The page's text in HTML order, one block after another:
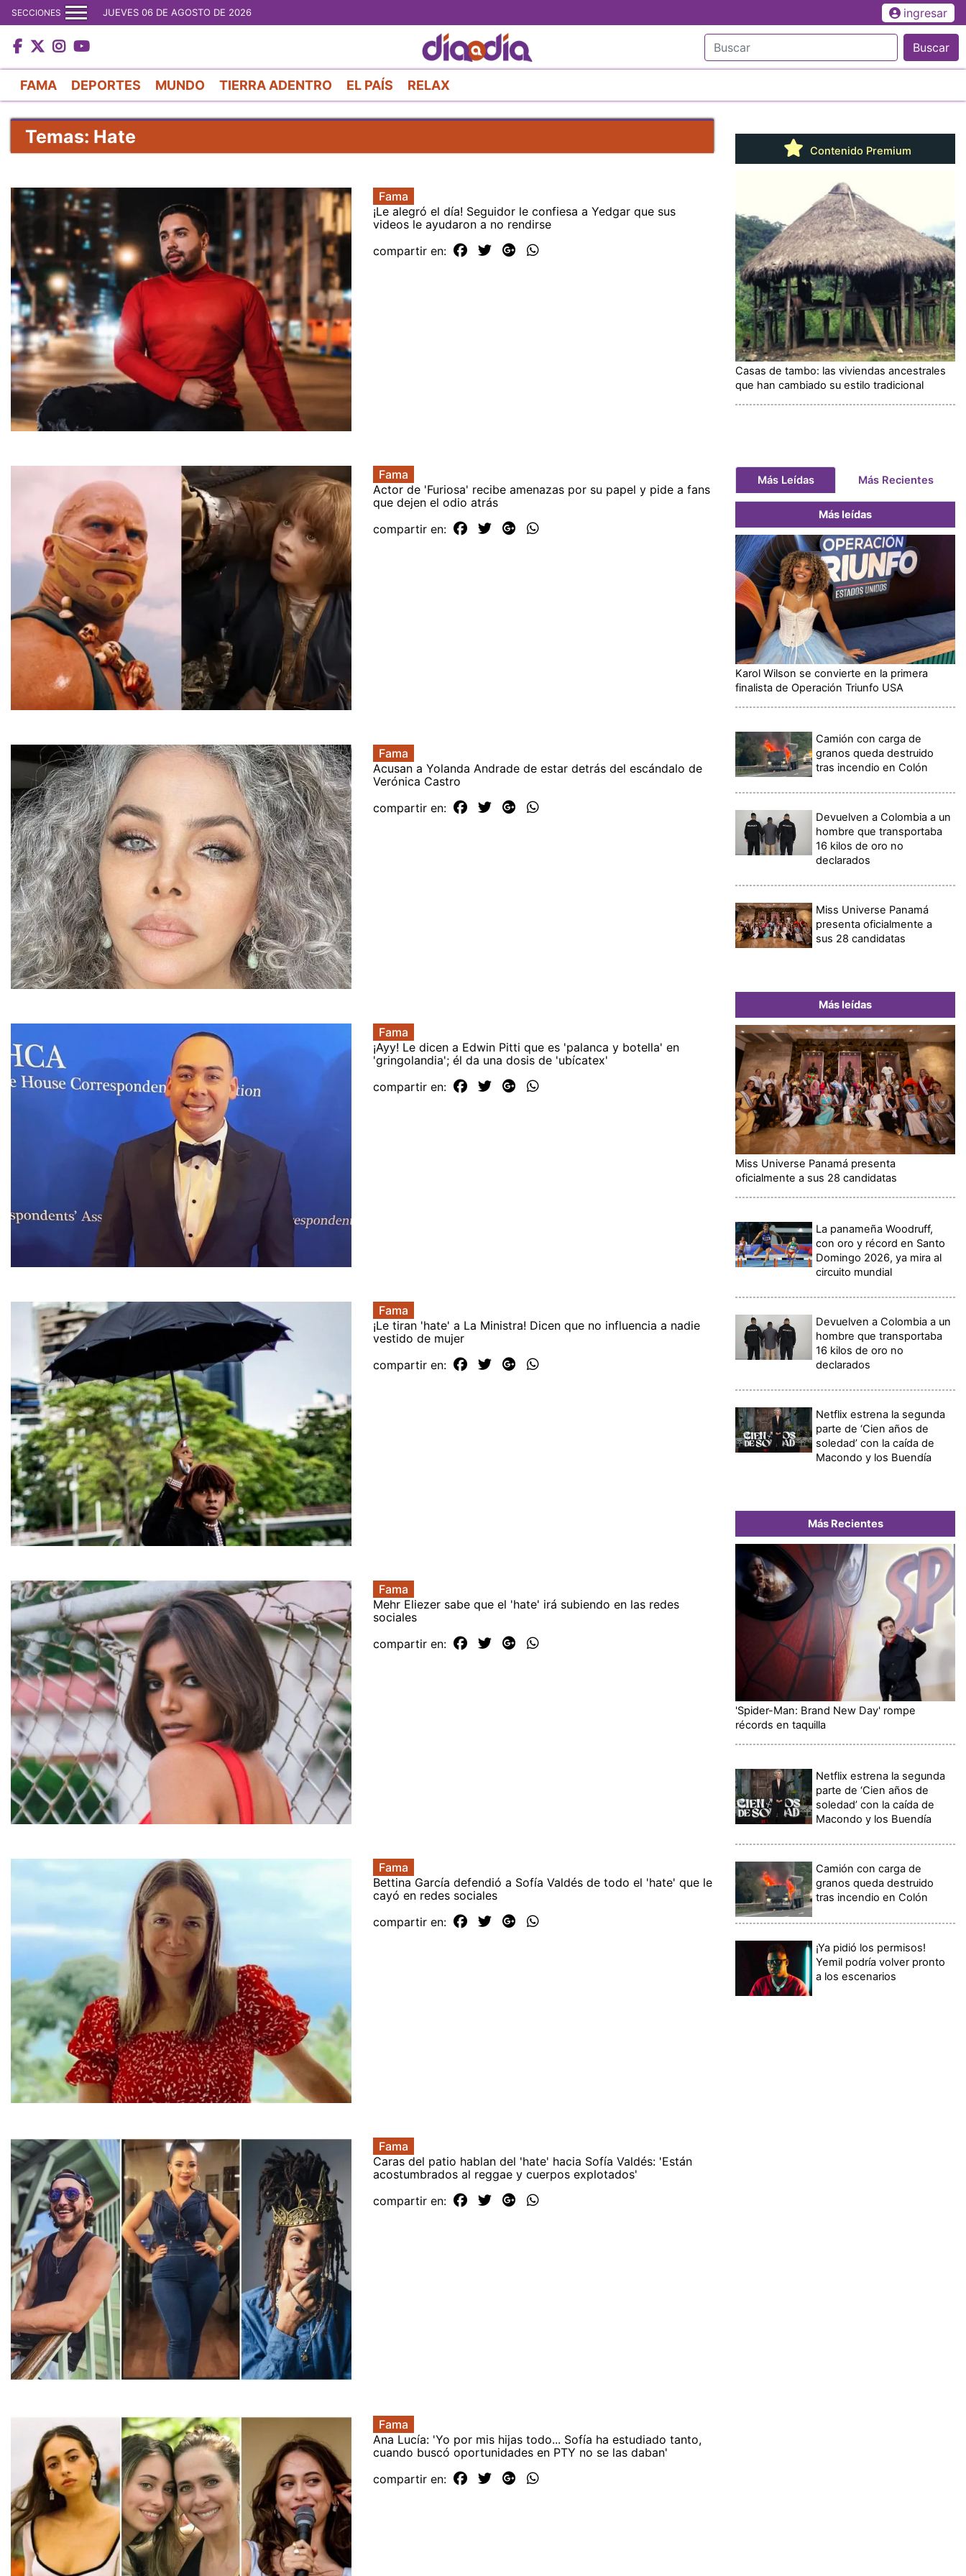
al
contenido
principal
SECCIONES JUEVES 06 DE AGOSTO DE 2026 ingresar
Buscar
FAMA DEPORTES MUNDO TIERRA ADENTRO EL PAÍS RELAX
Temas: Hate
Fama
¡Le alegró el día! Seguidor le confiesa a Yedgar que sus
videos le ayudaron a no rendirse
compartir en:
Fama
Actor de 'Furiosa' recibe amenazas por su papel y pide a fans
que dejen el odio atrás
compartir en:
Fama
Acusan a Yolanda Andrade de estar detrás del escándalo de
Verónica Castro
compartir en:
Fama
¡Ayy! Le dicen a Edwin Pitti que es 'palanca y botella' en
'gringolandia'; él da una dosis de 'ubícatex'
compartir en:
Fama
¡Le tiran 'hate' a La Ministra! Dicen que no influencia a nadie
vestido de mujer
compartir en:
Fama
Mehr Eliezer sabe que el 'hate' irá subiendo en las redes
sociales
compartir en:
Fama
Bettina García defendió a Sofía Valdés de todo el 'hate' que le
cayó en redes sociales
compartir en:
Fama
Caras del patio hablan del 'hate' hacia Sofía Valdés: 'Están
acostumbrados al reggae y cuerpos explotados'
compartir en:
Fama
Ana Lucía: 'Yo por mis hijas todo... Sofía ha estudiado tanto,
cuando buscó oportunidades en PTY no se las daban'
compartir en:
Contenido Premium
Casas de tambo: las viviendas ancestrales
que han cambiado su estilo tradicional
Más Leídas Más Recientes
Más leídas
Karol Wilson se convierte en la primera
finalista de Operación Triunfo USA
Camión con carga de
granos queda destruido
tras incendio en Colón
Devuelven a Colombia a un
hombre que transportaba
16 kilos de oro no
declarados
Miss Universe Panamá
presenta oficialmente a
sus 28 candidatas
Más leídas
Miss Universe Panamá presenta
oficialmente a sus 28 candidatas
La panameña Woodruff,
con oro y récord en Santo
Domingo 2026, ya mira al
circuito mundial
Devuelven a Colombia a un
hombre que transportaba
16 kilos de oro no
declarados
Netflix estrena la segunda
parte de ‘Cien años de
soledad’ con la caída de
Macondo y los Buendía
Más Recientes
'Spider-Man: Brand New Day' rompe
récords en taquilla
Netflix estrena la segunda
parte de ‘Cien años de
soledad’ con la caída de
Macondo y los Buendía
Camión con carga de
granos queda destruido
tras incendio en Colón
¡Ya pidió los permisos!
Yemil podría volver pronto
a los escenarios